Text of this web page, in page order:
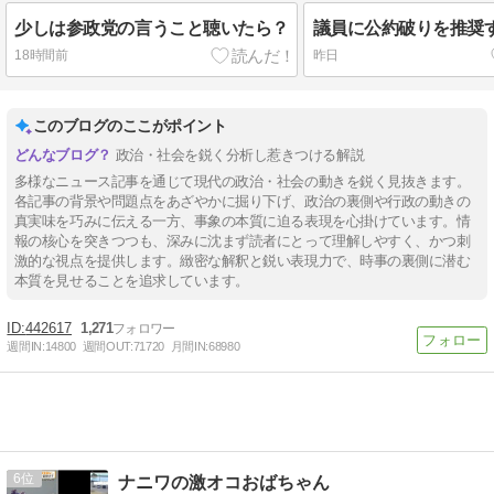
少しは参政党の言うこと聴いたら？
18時間前
議員に公約破りを推奨
昨日
このブログのここがポイント
政治・社会を鋭く分析し惹きつける解説
多様なニュース記事を通じて現代の政治・社会の動きを鋭く見抜きます。
各記事の背景や問題点をあざやかに掘り下げ、政治の裏側や行政の動きの
真実味を巧みに伝える一方、事象の本質に迫る表現を心掛けています。情
報の核心を突きつつも、深みに沈まず読者にとって理解しやすく、かつ刺
激的な視点を提供します。緻密な解釈と鋭い表現力で、時事の裏側に潜む
本質を見せることを追求しています。
442617 1,271
週間IN:14800 週間OUT:71720 月間IN:68980
6 ナニワの激オコおばちゃん